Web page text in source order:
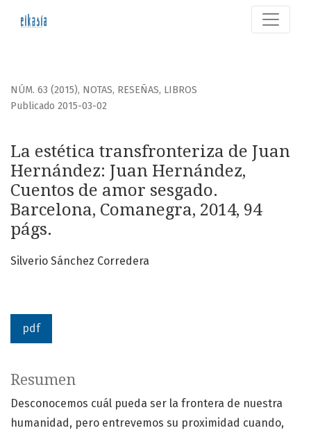
NÚM. 63 (2015), NOTAS, RESEÑAS, LIBROS
La estética transfronteriza de Juan
Hernández: Juan Hernández,
Cuentos de amor sesgado.
Barcelona, Comanegra, 2014, 94
págs.
Publicado 2015-03-02
Silverio Sánchez Corredera
pdf
Resumen
Desconocemos cuál pueda ser la frontera de nuestra
humanidad, pero entrevemos su proximidad cuando,